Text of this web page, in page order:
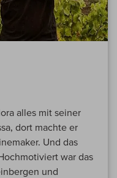
alles mit seiner
dort machte er
Und das
war das
und